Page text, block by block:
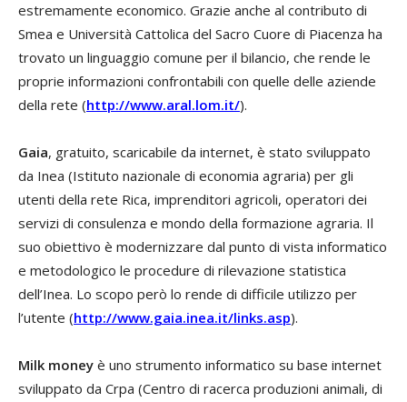
estremamente economico. Grazie anche al contributo di
Smea e Università Cattolica del Sacro Cuore di Piacenza ha
trovato un linguaggio comune per il bilancio, che rende le
proprie informazioni confrontabili con quelle delle aziende
della rete (http://www.aral.lom.it/).
Gaia, gratuito, scaricabile da internet, è stato sviluppato
da Inea (Istituto nazionale di economia agraria) per gli
utenti della rete Rica, imprenditori agricoli, operatori dei
servizi di consulenza e mondo della formazione agraria. Il
suo obiettivo è modernizzare dal punto di vista informatico
e metodologico le procedure di rilevazione statistica
dell’Inea. Lo scopo però lo rende di difficile utilizzo per
l’utente (http://www.gaia.inea.it/links.asp).
Milk money è uno strumento informatico su base internet
sviluppato da Crpa (Centro di racerca produzioni animali, di